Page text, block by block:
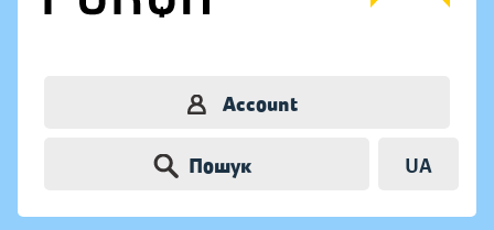
Account
Пошук UA